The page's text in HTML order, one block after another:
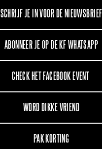
SCHRIJF JE IN VOOR DE NIEUWSBRIEF
ABONNEER JE OP DE KF WHATSAPP
CHECK HET FACEBOOK EVENT
WORD DIKKE VRIEND
PAK KORTING